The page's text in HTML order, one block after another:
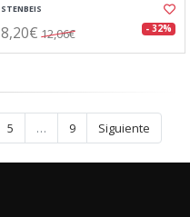
STENBEIS
8,20€ 12,06€ - 32%
5 … 9 Siguiente